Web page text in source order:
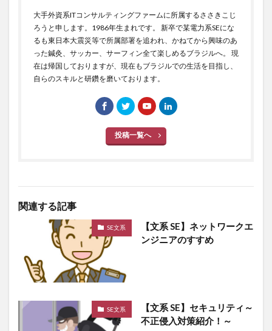
大手外資系ITコンサルティングファームに所属するささきこじ
ろうと申します。1986年生まれです。 新卒で某電力系SEにな
るも東日本大震災等で所属部署を追われ、かねてから興味のあ
った鍼灸、サッカー、サーフィン全て楽しめるブラジルへ。 現
在は帰国しておりますが、現在もブラジルでの生活を目指し、
自らのスキルと研鑽を磨いております。
投稿一覧へ
関連する記事
SE文系
【文系 SE】ネットワークエ
ンジニアのすすめ
SE文系
【文系 SE】セキュリティ～
不正侵入対策紹介！～